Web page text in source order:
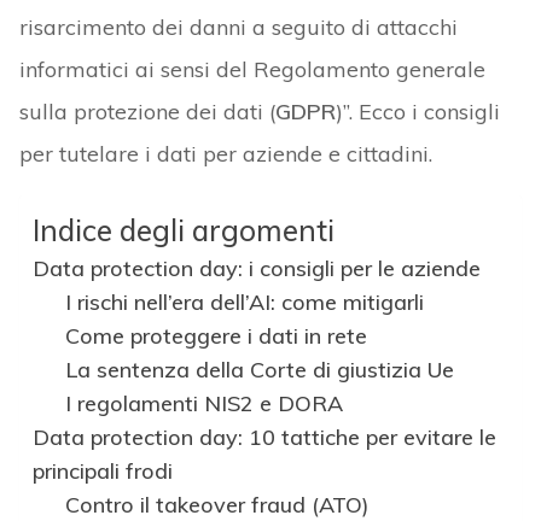
risarcimento dei danni a seguito di attacchi
informatici ai sensi del Regolamento generale
sulla protezione dei dati (GDPR)”. Ecco i consigli
per tutelare i dati per aziende e cittadini.
Indice degli argomenti
Data protection day: i consigli per le aziende
I rischi nell’era dell’AI: come mitigarli
Come proteggere i dati in rete
La sentenza della Corte di giustizia Ue
I regolamenti NIS2 e DORA
Data protection day: 10 tattiche per evitare le
principali frodi
Contro il takeover fraud (ATO)